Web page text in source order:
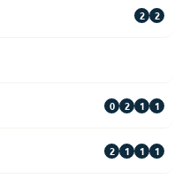
2 2
0 2 1 1
2 1 1 1